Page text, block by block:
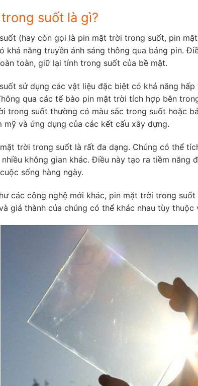
suốt là gì?
(hay còn gọi là pin mặt trời trong suốt, pin
khả năng truyền ánh sáng thông qua bảng pin.
toàn, giữ lại tính trong suốt của bề mặt.
sử dụng các vật liệu đặc biệt có khả năng hấp
qua các tế bào pin mặt trời tích hợp bên
trong suốt thường có màu sắc trong suốt hoặc
mỹ và ứng dụng của các kết cấu xây dựng.
trời trong suốt là rất đa dạng. Chúng có thể
không gian khác. Điều này tạo ra tiềm năng
sống hàng ngày.
các công nghệ mới khác, pin mặt trời trong
giá thành của chúng có thể khác nhau tùy